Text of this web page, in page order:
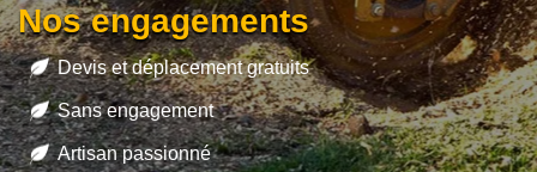
Nos engagements
Devis et déplacement gratuits
Sans engagement
Artisan passionné